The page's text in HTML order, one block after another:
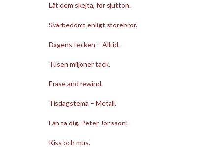
Låt dem skejta, för sjutton.
Svårbedömt enligt storebror.
Dagens tecken – Alltid.
Tusen miljoner tack.
Erase and rewind.
Tisdagstema – Metall.
Fan ta dig, Peter Jonsson!
Kiss och mus.